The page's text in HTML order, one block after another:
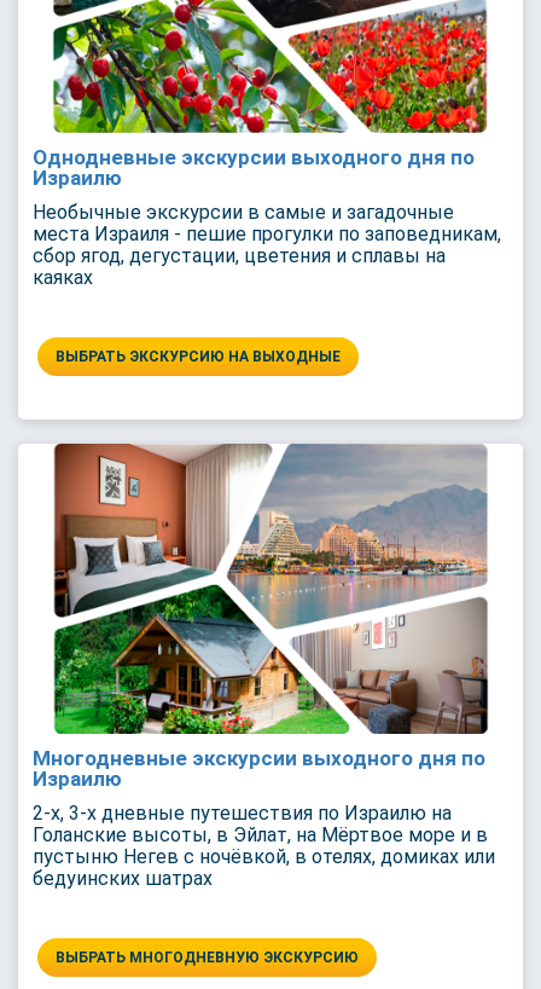
Однодневные экскурсии выходного дня по
Израилю
Необычные экскурсии в самые и загадочные
места Израиля - пешие прогулки по заповедникам,
сбор ягод, дегустации, цветения и сплавы на
каяках
ВЫБРАТЬ ЭКСКУРСИЮ НА ВЫХОДНЫЕ
Многодневные экскурсии выходного дня по
Израилю
2-х, 3-х дневные путешествия по Израилю на
Голанские высоты, в Эйлат, на Мёртвое море и в
пустыню Негев с ночёвкой, в отелях, домиках или
бедуинских шатрах
ВЫБРАТЬ МНОГОДНЕВНУЮ ЭКСКУРСИЮ